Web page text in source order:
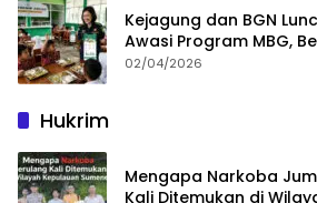
Kejagung dan BGN
Awasi Program MBG,
02/04/2026
Hukrim
Mengapa Narkoba
Kali Ditemukan di